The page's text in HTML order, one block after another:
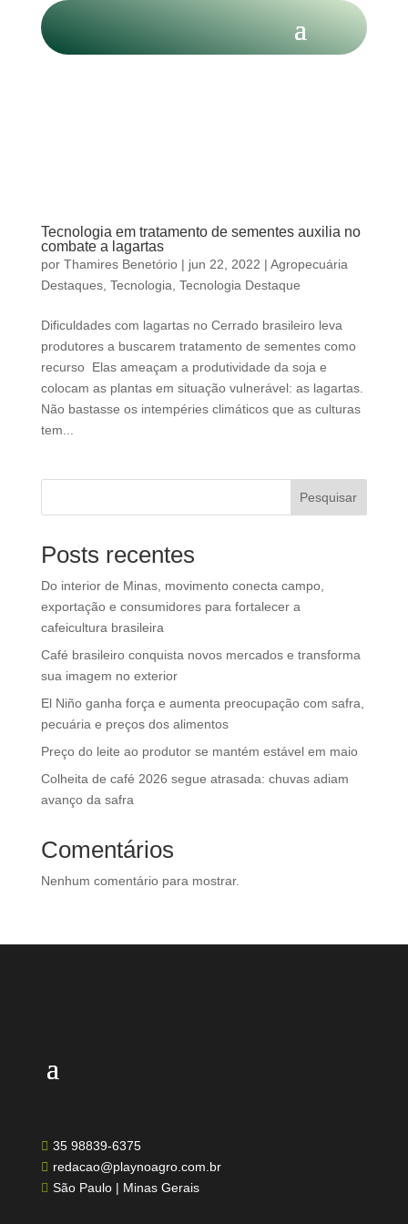
Tecnologia em tratamento de sementes auxilia no
combate a lagartas
por Thamires Benetório| jun 22, 2022 | Agropecuária
Destaques, Tecnologia Tecnologia Destaque
Dificuldades com lagartas no Cerrado brasileiro leva
produtores a buscarem tratamento de sementes como
recurso Elas ameaçam a produtividade da soja e
colocam as plantas em situação vulnerável: as lagartas.
Não bastasse os intempéries climáticos que as culturas
tem...
Pesquisar
Posts recentes
Do interior de Minas, movimento conecta campo,
exportação e consumidores para fortalecer a
cafeicultura brasileira
Café brasileiro conquista novos mercados e transforma
sua imagem no exterior
El Niño ganha força e aumenta preocupação com safra,
pecuária e preços dos alimentos
Preço do leite ao produtor se mantém estável em maio
Colheita de café 2026 segue atrasada: chuvas adiam
avanço da safra
Comentários
Nenhum comentário para mostrar.
 35 98839-6375
 redacao@playnoagro.com.br
 São Paulo | Minas Gerais